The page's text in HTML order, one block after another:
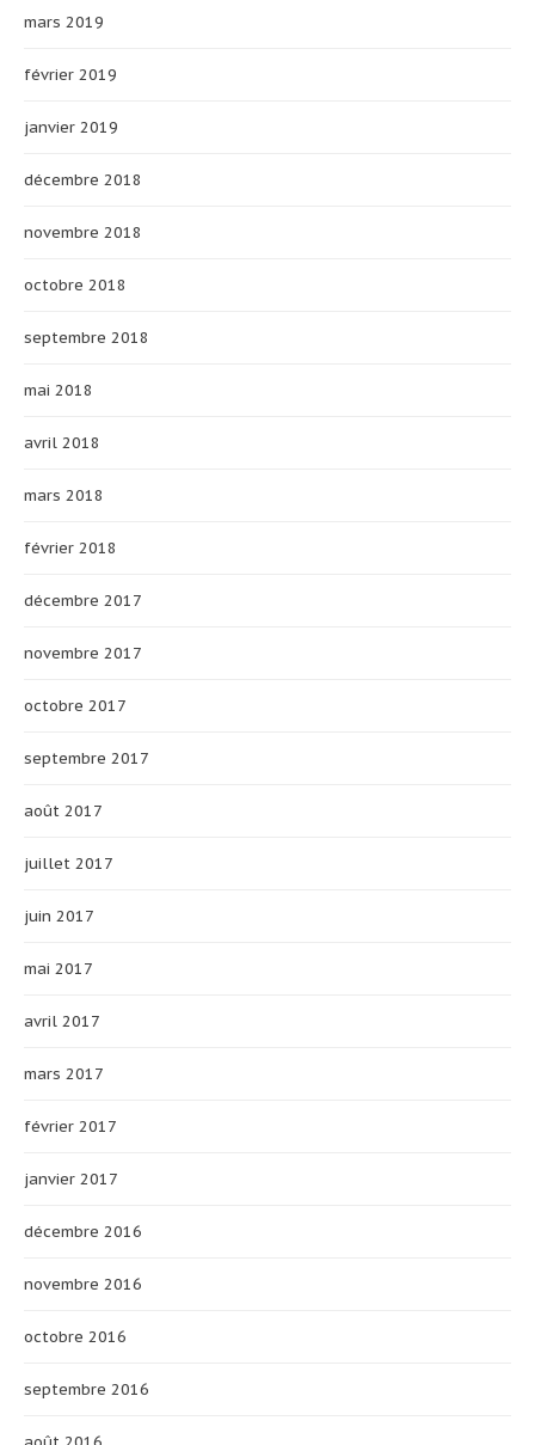
mars 2019
février 2019
janvier 2019
décembre 2018
novembre 2018
octobre 2018
septembre 2018
mai 2018
avril 2018
mars 2018
février 2018
décembre 2017
novembre 2017
octobre 2017
septembre 2017
août 2017
juillet 2017
juin 2017
mai 2017
avril 2017
mars 2017
février 2017
janvier 2017
décembre 2016
novembre 2016
octobre 2016
septembre 2016